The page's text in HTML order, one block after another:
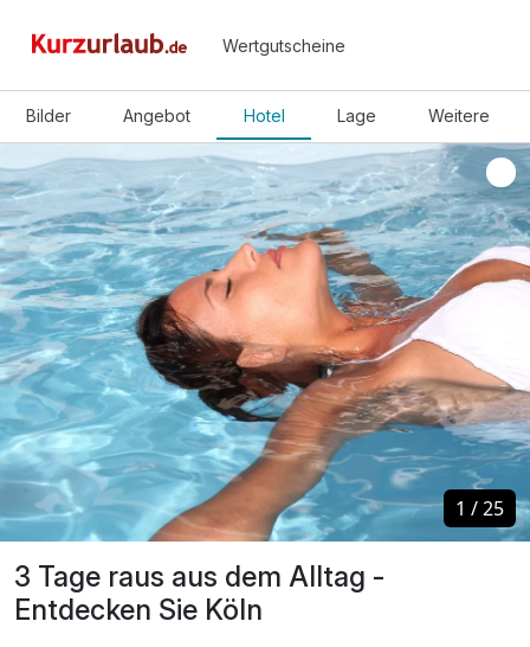
Wertgutscheine
Bilder Angebot Hotel Lage Weitere
3 Tage raus aus dem Alltag -
Entdecken Sie Köln
1 /25
1 /25